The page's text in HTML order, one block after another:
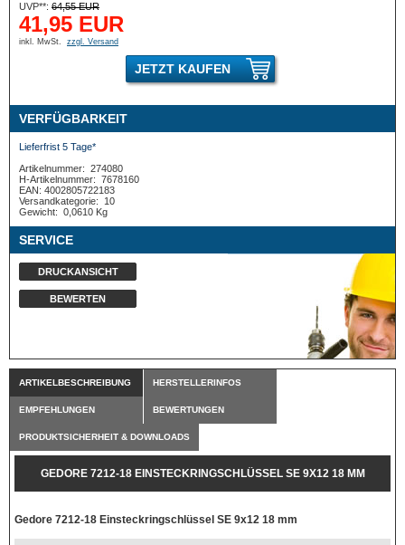
UVP**: 64,55 EUR
41,95 EUR
inkl. MwSt. zzgl. Versand
JETZT KAUFEN
VERFÜGBARKEIT
Lieferfrist 5 Tage*
Artikelnummer: 274080
H-Artikelnummer: 7678160
EAN: 4002805722183
Versandkategorie:
10
Gewicht: 0,0610 Kg
SERVICE
DRUCKANSICHT
BEWERTEN
ARTIKELBESCHREIBUNG HERSTELLERINFOS
EMPFEHLUNGEN BEWERTUNGEN
PRODUKTSICHERHEIT & DOWNLOADS
GEDORE 7212-18 EINSTECKRINGSCHLÜSSEL SE 9X12 18 MM
Gedore 7212-18 Einsteckringschlüssel SE 9x12 18 mm